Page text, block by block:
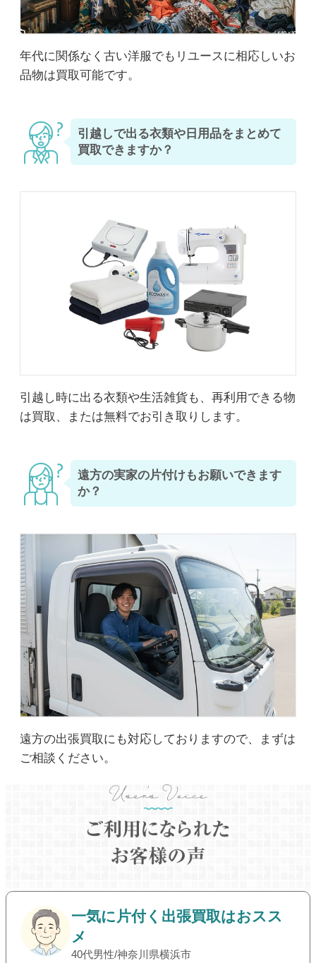
年代に関係なく古い洋服でもリユースに相応しいお
品物は買取可能です。
引越しで出る衣類や日用品をまとめて
買取できますか？
引越し時に出る衣類や生活雑貨も、再利用できる物
は買取、または無料でお引き取りします。
遠方の実家の片付けもお願いできます
か？
遠方の出張買取にも対応しておりますので、まずは
ご相談ください。
一気に片付く出張買取はおスス
メ
40代男性/神奈川県横浜市